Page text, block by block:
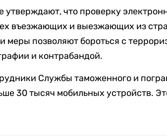
утверждают, что проверку
въезжающих и выезжающих из
меры позволяют бороться с
и контрабандой.
Службы таможенного и
30 тысяч мобильных устройств.